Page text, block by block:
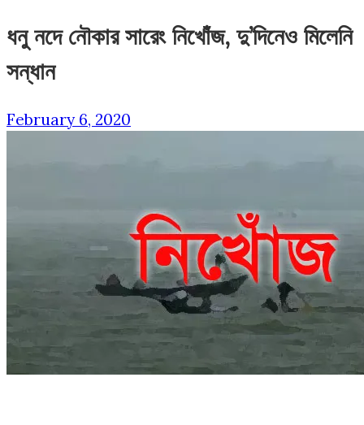
ধনু নদে নৌকার সারেং নিখোঁজ, দু’দিনেও মিলেনি
সন্ধান
February 6, 2020